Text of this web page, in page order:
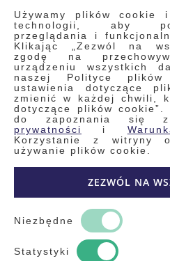
Używamy plików cookie
technologii, aby
przeglądania i
Klikając „Zezwól na
zgodę na
urządzeniu wszystkich
naszej Polityce plików
ustawienia dotyczące
zmienić w każdej chwili,
dotyczące plików cookie”.
do zapoznania się
prywatności
i
Korzystanie z witryny
używanie plików cookie.
ZEZWÓL NA
Niezbędne
Statystyki
INFORMACJE
Regulamin
Polityka prywatności i pliki
Wyszukiwane frazy
Wyszukiwanie
Zamówienia
Skontaktuj się z nami
Odstąp od umowy
Kontakt